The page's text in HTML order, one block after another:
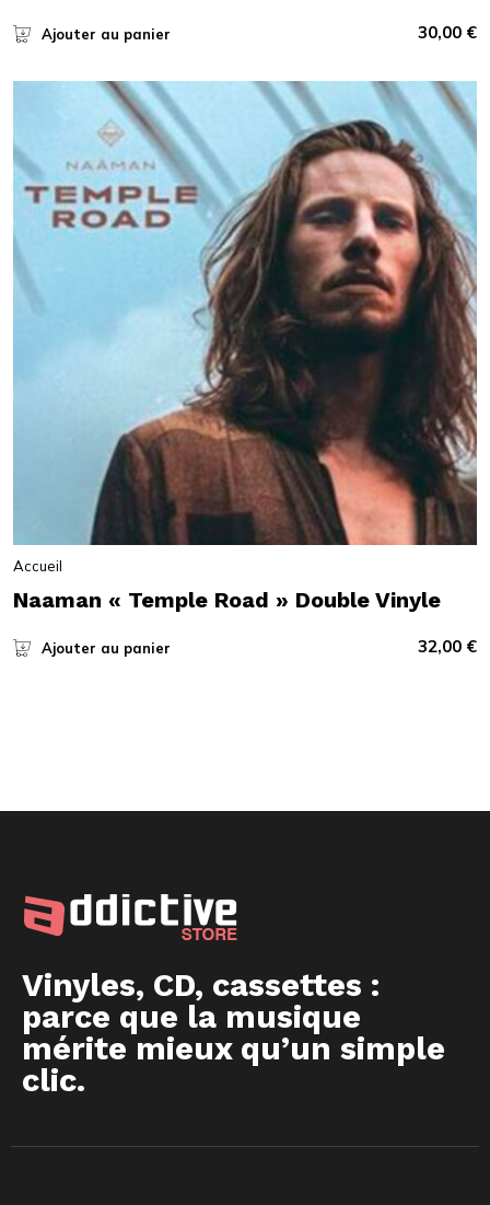
Ajouter au panier 30,00 €
Accueil
Naaman « Temple Road » Double Vinyle
Ajouter au panier 32,00 €
Vinyles, CD, cassettes :
parce que la musique
mérite mieux qu’un simple
clic.